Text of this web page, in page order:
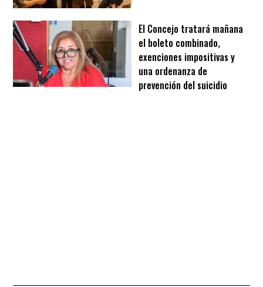
El Concejo tratará mañana
el boleto combinado,
exenciones impositivas y
una ordenanza de
prevención del suicidio